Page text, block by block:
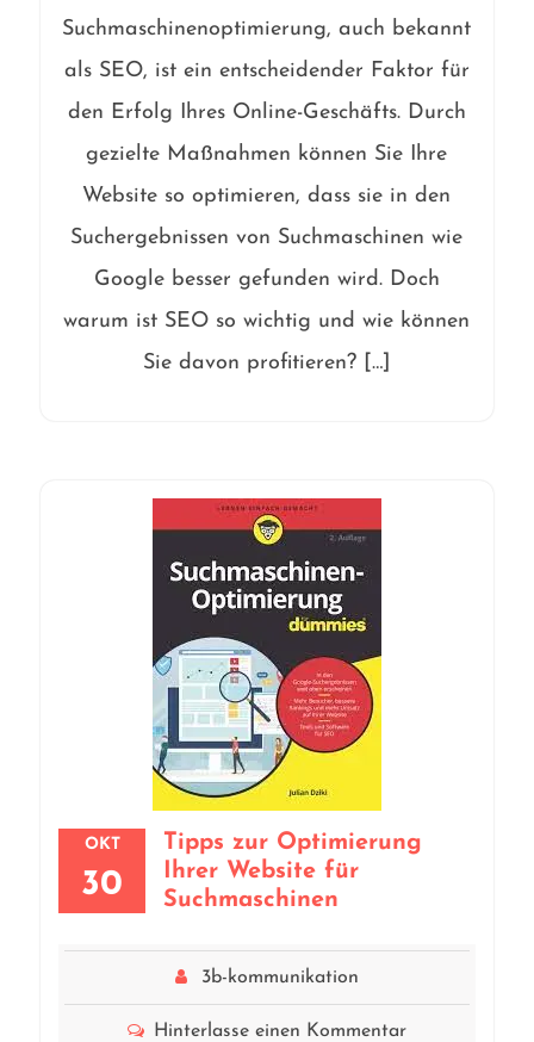
Suchmaschinenoptimierung, auch bekannt
als SEO, ist ein entscheidender Faktor für
den Erfolg Ihres Online-Geschäfts. Durch
gezielte Maßnahmen können Sie Ihre
Website so optimieren, dass sie in den
Suchergebnissen von Suchmaschinen wie
Google besser gefunden wird. Doch
warum ist SEO so wichtig und wie können
Sie davon profitieren? […]
OKT
30
Tipps zur Optimierung
Ihrer Website für
Suchmaschinen
3b-kommunikation
Hinterlasse einen Kommentar